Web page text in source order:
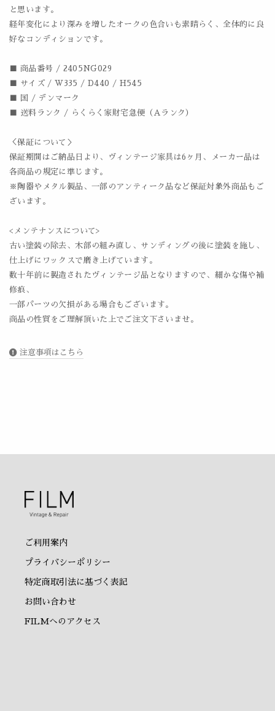
と思います。
経年変化により深みを増したオークの色合いも素晴らく、全体的に良
好なコンディションです。
■ 商品番号 / 2405NG029
■ サイズ / W335 / D440 / H545
■ 国 / デンマーク
■ 送料ランク / らくらく家財宅急便（Aランク）
＜保証について＞
保証期間はご納品日より、ヴィンテージ家具は6ヶ月、メーカー品は
各商品の規定に準じます。
※陶器やメタル製品、一部のアンティーク品など保証対象外商品もご
ざいます。
<メンテナンスについて>
古い塗装の除去、木部の組み直し、サンディングの後に塗装を施し、
仕上げにワックスで磨き上げています。
数十年前に製造されたヴィンテージ品となりますので、細かな傷や補
修痕、
一部パーツの欠損がある場合もございます。
商品の性質をご理解頂いた上でご注文下さいませ。
注意事項はこちら
ご利用案内
プライバシーポリシー
特定商取引法に基づく表記
お問い合わせ
FILMへのアクセス